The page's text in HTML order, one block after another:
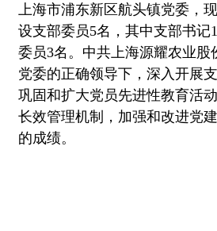
上海市浦东新区航头镇党委，
设支部委员5名，其中支部书记
委员3名。中共上海源耀农业股
党委的正确领导下，深入开展
巩固和扩大党员先进性教育活
长效管理机制，加强和改进党
的成绩。